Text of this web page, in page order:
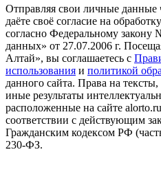
Отправляя свои личные
даёте своё согласие на
согласно Федеральному
данных» от 27.07.2006 г.
Алтай», вы соглашаетесь с
использования и политикой
данного сайта. Права на
иные результаты
расположенные на сайте
соответствии с действующим
Гражданским кодексом РФ
230-ФЗ.